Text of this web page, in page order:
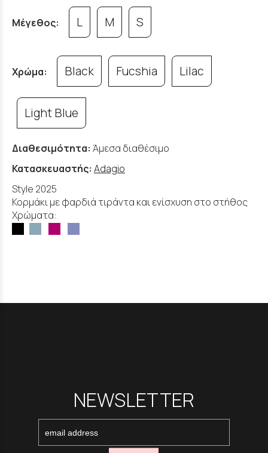
Μέγεθος: L M S
Χρώμα: Black Fucshia Lilac
Light Blue
Διαθεσιμότητα: Άμεσα διαθέσιμο
Κατασκευαστής: Adagio
Style 2025
Κορμάκι με φαρδιά τιράντα και ενίσχυση στο στήθος
Χρώματα:
NEWSLETTER